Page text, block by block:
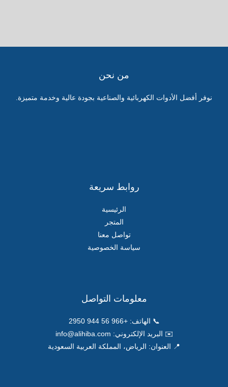
من نحن
نوفر أفضل الأدوات الكهربائية والصناعية بجودة عالية وخدمة متميزة.
روابط سريعة
الرئيسية
المتجر
تواصل معنا
سياسة الخصوصية
معلومات التواصل
📞 الهاتف:+966 56 944 2950
✉️ البريد الإلكتروني: info@alihiba.com
📍 العنوان: الرياض، المملكة العربية السعودية